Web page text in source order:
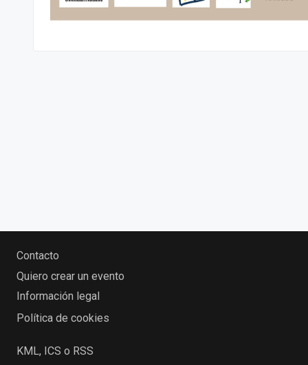
Contacto
Quiero crear un evento
Información legal
Política de cookies
KML, ICS o RSS